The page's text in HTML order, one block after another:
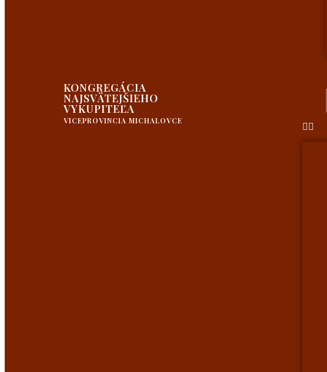
KONGREGÁCIA
NAJSVÄTEJŠIEHO
VYKUPITEĽA
VICEPROVINCIA MICHALOVCE